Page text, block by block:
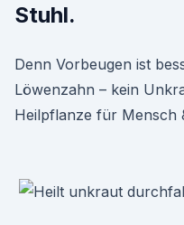
Stuhl.
Denn Vorbeugen ist
Löwenzahn – kein
Heilpflanze für Mensch